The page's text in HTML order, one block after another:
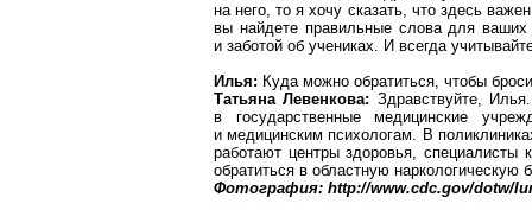
на него, то я хочу сказать, что здесь
вы найдете правильные слова для
и заботой об учениках. И всегда
Илья: Куда можно обратиться, чтобы
ТатьянаЛевенкова: Здравствуйте,
в государственные медицинские
и медицинским психологам. В
работают центры здоровья, специалисты
обратиться в областную
Фотография: http://www.cdc.gov/dotw/